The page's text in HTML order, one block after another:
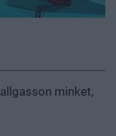
minket,